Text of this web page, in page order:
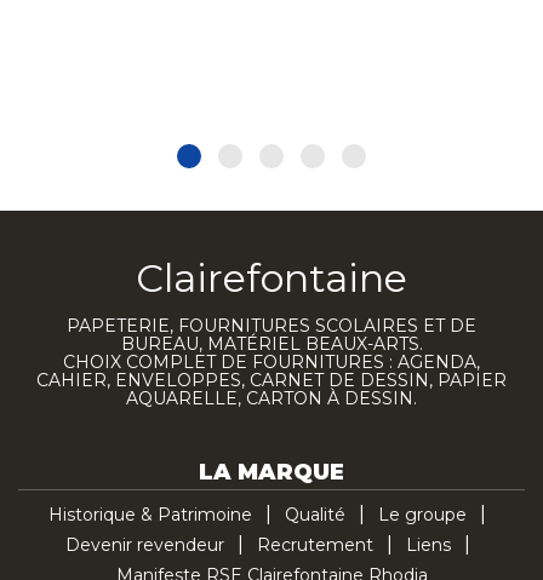
Clairefontaine
PAPETERIE, FOURNITURES SCOLAIRES ET DE
BUREAU, MATÉRIEL BEAUX-ARTS.
CHOIX COMPLET DE FOURNITURES : AGENDA,
CAHIER, ENVELOPPES, CARNET DE DESSIN, PAPIER
AQUARELLE, CARTON À DESSIN.
LA MARQUE
Historique & Patrimoine Qualité
Le groupe
Devenir revendeur
Recrutement
Liens
Manifeste RSE Clairefontaine Rhodia